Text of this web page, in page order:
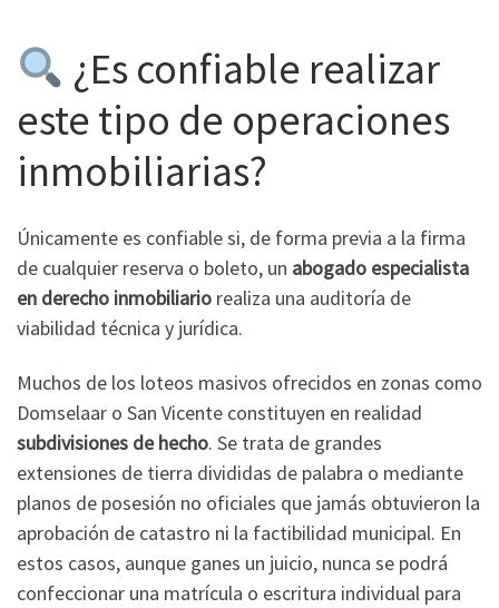
¿Es confiable realizar
este tipo de operaciones
inmobiliarias?
Únicamente es confiable si, de forma previa a la firma
de cualquier reserva o boleto, un abogado especialista
en derecho inmobiliario realiza una auditoría de
viabilidad técnica y jurídica.
Muchos de los loteos masivos ofrecidos en zonas como
Domselaar o San Vicente constituyen en realidad
subdivisiones de hecho. Se trata de grandes
extensiones de tierra divididas de palabra o mediante
planos de posesión no oficiales que jamás obtuvieron la
aprobación de catastro ni la factibilidad municipal. En
estos casos, aunque ganes un juicio, nunca se podrá
confeccionar una matrícula o escritura individual para